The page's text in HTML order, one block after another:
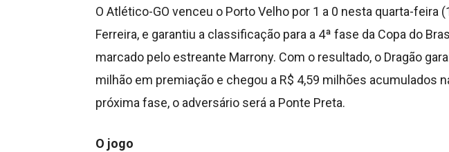
O Atlético-GO venceu o Porto Velho por 1 a 0 nesta quarta-feira
Ferreira, e garantiu a classificação para a 4ª fase da Copa do
marcado pelo estreante Marrony. Com o resultado, o Dragão
milhão em premiação e chegou a R$ 4,59 milhões acumulados
próxima fase, o adversário será a Ponte Preta.
O jogo